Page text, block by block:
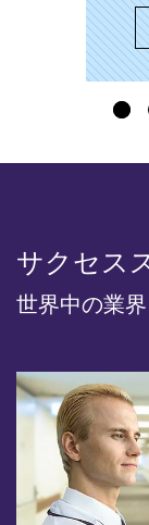
サクセス
世界中の業